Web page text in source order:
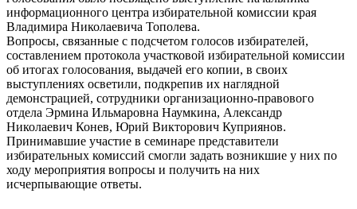
информационного центра избирательной комиссии края
Владимира Николаевича Тополева.
Вопросы, связанные с подсчетом голосов избирателей,
составлением протокола участковой избирательной комиссии
об итогах голосования, выдачей его копии, в своих
выступлениях осветили, подкрепив их наглядной
демонстрацией, сотрудники организационно-правового
отдела Эрмина Ильмаровна Наумкина, Александр
Николаевич Конев, Юрий Викторович Куприянов.
Принимавшие участие в семинаре представители
избирательных комиссий смогли задать возникшие у них по
ходу мероприятия вопросы и получить на них
исчерпывающие ответы.